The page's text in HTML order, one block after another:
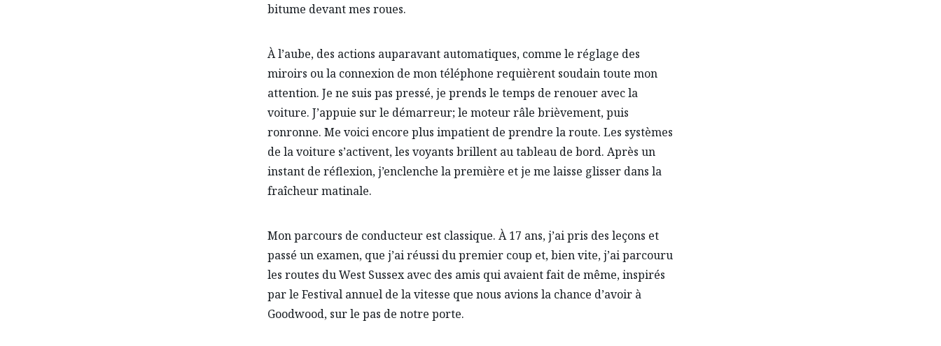
bitume devant mes roues.
À l’aube, des actions auparavant automatiques, comme le réglage des
miroirs ou la connexion de mon téléphone requièrent soudain toute mon
attention. Je ne suis pas pressé, je prends le temps de renouer avec la
voiture. J’appuie sur le démarreur; le moteur râle brièvement, puis
ronronne. Me voici encore plus impatient de prendre la route. Les systèmes
de la voiture s’activent, les voyants brillent au tableau de bord. Après un
instant de réflexion, j’enclenche la première et je me laisse glisser dans la
fraîcheur matinale.
Mon parcours de conducteur est classique. À 17 ans, j’ai pris des leçons et
passé un examen, que j’ai réussi du premier coup et, bien vite, j’ai parcouru
les routes du West Sussex avec des amis qui avaient fait de même, inspirés
par le Festival annuel de la vitesse que nous avions la chance d’avoir à
Goodwood, sur le pas de notre porte.